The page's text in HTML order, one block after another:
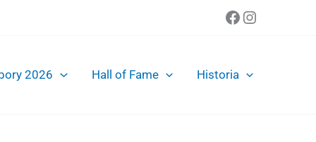
Facebook
Instagram
2026 Hall of Fame Historia